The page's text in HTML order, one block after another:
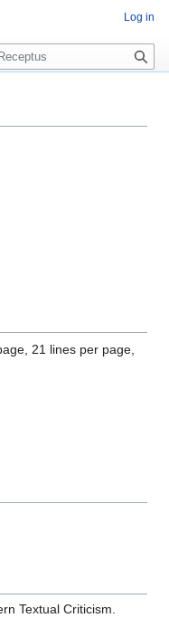
21 lines per page,
Textual Criticism.
Log in